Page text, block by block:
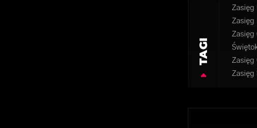
TAGI
Zasięg
Zasięg
Zasięg
Zasięg
Zasięg